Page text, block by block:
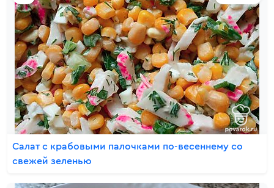
Салат с крабовыми палочками по-весеннему со
свежей зеленью